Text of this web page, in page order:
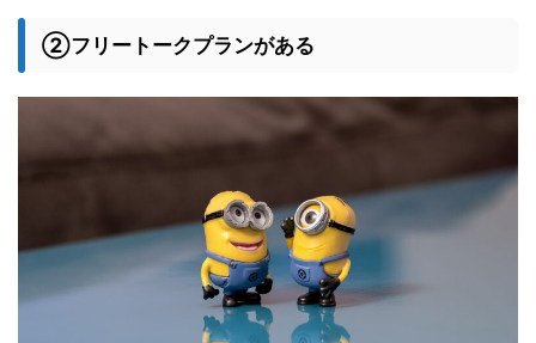
②フリートークプランがある